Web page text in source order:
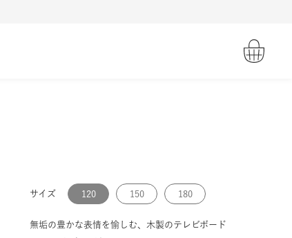
サイズ 120 150 180
無垢の豊かな表情を愉しむ、木製のテレビボード